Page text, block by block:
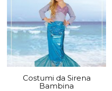
Costumi da Sirena
Bambina